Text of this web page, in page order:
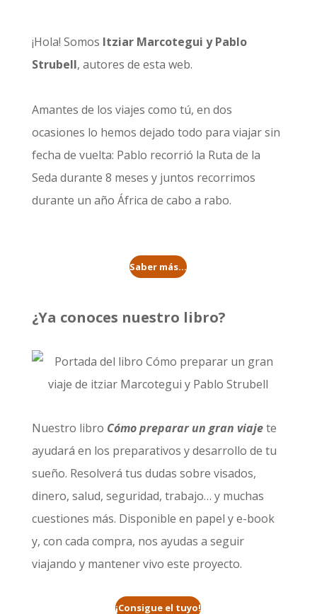
¡Hola! Somos Itziar Marcotegui y Pablo
Strubell, autores de esta web.
Amantes de los viajes como tú, en dos
ocasiones lo hemos dejado todo para viajar sin
fecha de vuelta: Pablo recorrió la Ruta de la
Seda durante 8 meses y juntos recorrimos
durante un año África de cabo a rabo.
Saber más...
¿Ya conoces nuestro libro?
Nuestro libro Cómo preparar un gran viajete
ayudará en los preparativos y desarrollo de tu
sueño. Resolverá tus dudas sobre visados,
dinero, salud, seguridad, trabajo… y muchas
cuestiones más. Disponible en papel y e-book
y, con cada compra, nos ayudas a seguir
viajando y mantener vivo este proyecto.
¡Consigue el tuyo!